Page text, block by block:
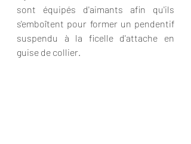
sont équipés d'aimants afin qu'ils
s'emboîtent pour former un pendentif
suspendu à la ficelle d'attache en
guise de collier.